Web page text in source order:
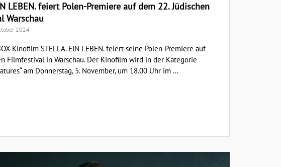
LEBEN. feiert Polen-Premiere auf dem 22. Jüdischen
Warschau
2024
Kinofilm STELLA. EIN LEBEN. feiert seine Polen-Premiere auf
Filmfestival in Warschau. Der Kinofilm wird in der Kategorie
am Donnerstag, 5. November, um 18.00 Uhr im ...